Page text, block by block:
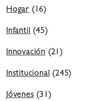
Hogar (16)
Infantil(45)
Innovación (21)
Institucional(245)
Jóvenes(31)